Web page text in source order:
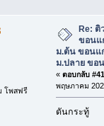
โพสฟรี
Re:
ขอนแ
ม.ต้น ขอนแ
ม.ปลาย ขอ
« ตอบกลับ
พฤษภาคม
ดันกระทู้